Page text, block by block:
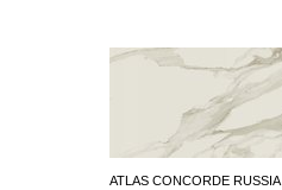
ATLAS CONCORDE RUSSIA